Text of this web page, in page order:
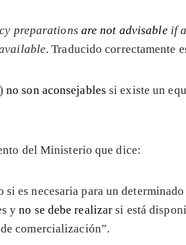
preparations are not advisableif
. Traducido correctamente
no son aconsejablessi existe un
del Ministerio que dice:
es necesaria para un
yno se debe realizar si está
comercialización”.